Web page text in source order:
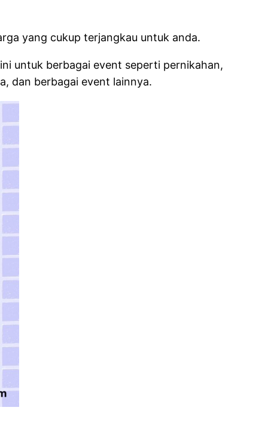
yang cukup terjangkau untuk anda.
untuk berbagai event seperti pernikahan,
dan berbagai event lainnya.